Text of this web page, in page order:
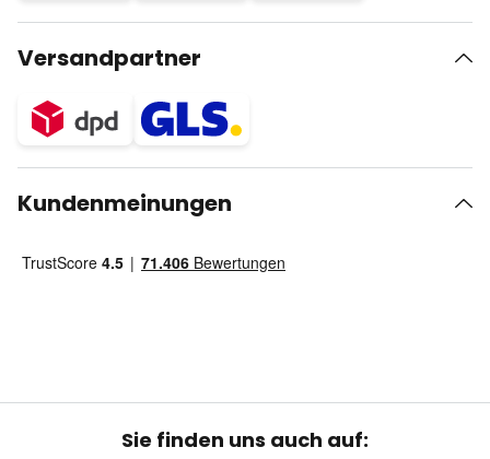
Versandpartner
Kundenmeinungen
Sie finden uns auch auf: